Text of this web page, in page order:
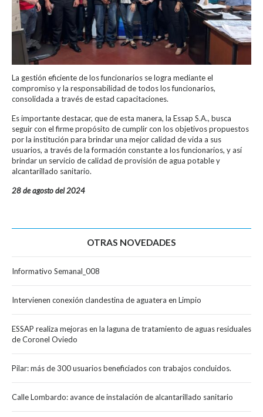
La gestión eficiente de los funcionarios se logra mediante el
compromiso y la responsabilidad de todos los funcionarios,
consolidada a través de estad capacitaciones.
Es importante destacar, que de esta manera, la Essap S.A., busca
seguir con el firme propósito de cumplir con los objetivos propuestos
por la institución para brindar una mejor calidad de vida a sus
usuarios, a través de la formación constante a los funcionarios, y así
brindar un servicio de calidad de provisión de agua potable y
alcantarillado sanitario.
28 de agosto del 2024
OTRAS NOVEDADES
Informativo Semanal_008
Intervienen conexión clandestina de aguatera en Limpio
ESSAP realiza mejoras en la laguna de tratamiento de aguas residuales
de Coronel Oviedo
Pilar: más de 300 usuarios beneficiados con trabajos concluidos.
Calle Lombardo: avance de instalación de alcantarillado sanitario